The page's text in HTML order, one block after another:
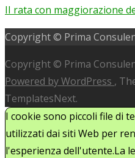
II rata con maggiorazione
Copyright © Prima
Copyright © Prima
Powered by WordPress ,
TemplatesNext.
I cookie sono piccoli file di
utilizzati dai siti Web per
l'esperienza dell'utente.La